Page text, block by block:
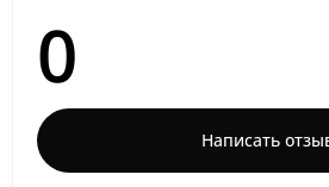
0
Написать